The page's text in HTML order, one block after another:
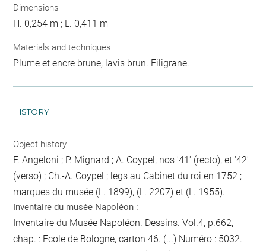
Dimensions
H. 0,254 m ; L. 0,411 m
Materials and techniques
Plume et encre brune, lavis brun. Filigrane.
HISTORY
Object history
F. Angeloni ; P. Mignard ; A. Coypel, nos '41' (recto), et '42'
(verso) ; Ch.-A. Coypel ; legs au Cabinet du roi en 1752 ;
marques du musée (L. 1899), (L. 2207) et (L. 1955).
Inventaire du musée Napoléon :
Inventaire du Musée Napoléon. Dessins. Vol.4, p.662,
chap. : Ecole de Bologne, carton 46. (...) Numéro : 5032.